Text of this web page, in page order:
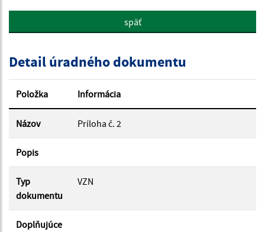
Popis:
Dátum zverejnenia od:
Dátum zverejnenia do:
Platnosť od:
Platnosť do:
späť
Detail úradného dokumentu
Položka Informácia
Názov Príloha č. 2
Popis
Typ
dokumentu
VZN
Doplňujúce